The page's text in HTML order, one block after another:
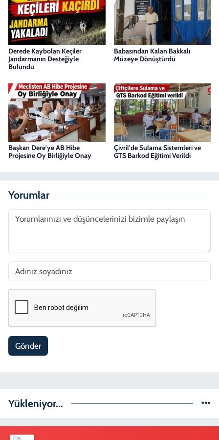
Derede Kaybolan Keçiler
Jandarmanın Desteğiyle
Bulundu
Babasından Kalan Bakkalı
Müzeye Dönüştürdü
Başkan Dere'ye AB Hibe
Projesine Oy Birliğiyle Onay
Çivril'de Sulama Sistemleri ve
GTS Barkod Eğitimi Verildi
Yorumlar
Gönder
Yükleniyor...